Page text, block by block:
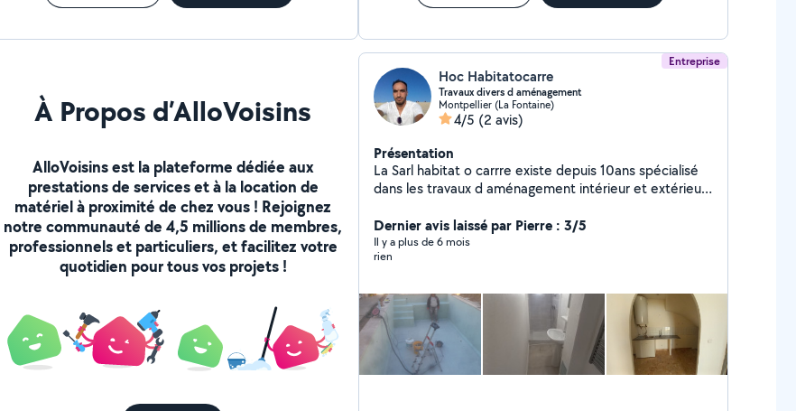
À Propos d’AlloVoisins
AlloVoisins est la plateforme dédiée aux
prestations de services et à la location de
matériel à proximité de chez vous ! Rejoignez
notre communauté de 4,5 millions de membres,
professionnels et particuliers, et facilitez votre
quotidien pour tous vos projets !
Entreprise
Hoc Habitatocarre
Travaux divers d aménagement
Montpellier (La Fontaine)
4/5 (2 avis)
Présentation
La Sarl habitat o carrre existe depuis 10ans spécialisé
dans les travaux d aménagement intérieur et extérieur
spécialisé bassin piscine local technique
Dernier avis laissé par Pierre : 3/5
Il y a plus de 6 mois
rien